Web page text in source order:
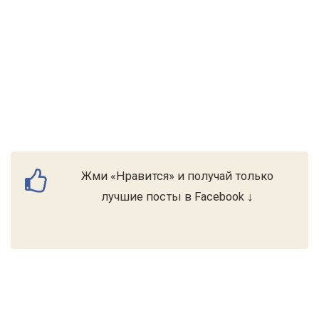
Жми «Нравится» и получай только
лучшие посты в Facebook ↓